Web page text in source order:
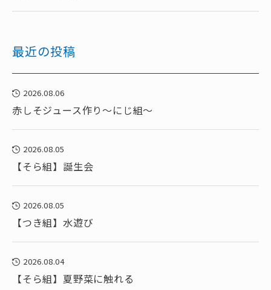
最近の投稿
2026.08.06
赤しそジュース作り～にじ組～
2026.08.05
【そら組】誕生会
2026.08.05
【つき組】水遊び
2026.08.04
【そら組】夏野菜に触れる